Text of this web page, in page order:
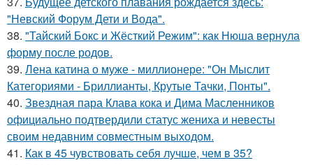
"Невский Форум Дети и Вода".
38. "Тайский Бокс и Жёсткий Режим": как Нюша вернула
форму после родов.
39. Лена катина о муже - миллионере: "Он Мыслит
Категориями - Бриллианты, Крутые Тачки, Понты".
40. Звездная пара Клава кока и Дима Масленников
официально подтвердили статус жениха и невесты
своим недавним совместным выходом.
41. Как в 45 чувствовать себя лучше, чем в 35?